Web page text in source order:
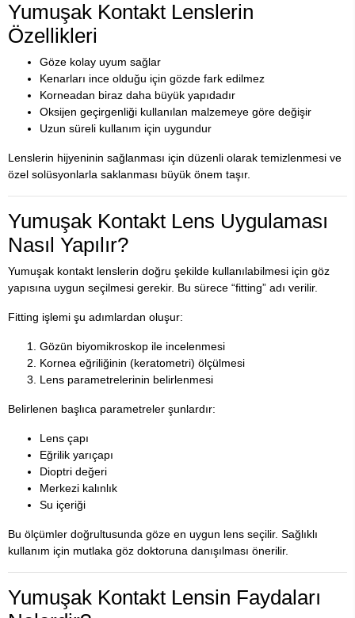
Yumuşak Kontakt Lenslerin
Özellikleri
Göze kolay uyum sağlar
Kenarları ince olduğu için gözde fark edilmez
Korneadan biraz daha büyük yapıdadır
Oksijen geçirgenliği kullanılan malzemeye göre değişir
Uzun süreli kullanım için uygundur
Lenslerin hijyeninin sağlanması için düzenli olarak temizlenmesi ve
özel solüsyonlarla saklanması büyük önem taşır.
Yumuşak Kontakt Lens Uygulaması
Nasıl Yapılır?
Yumuşak kontakt lenslerin doğru şekilde kullanılabilmesi için göz
yapısına uygun seçilmesi gerekir. Bu sürece “fitting” adı verilir.
Fitting işlemi şu adımlardan oluşur:
Gözün biyomikroskop ile incelenmesi
Kornea eğriliğinin (keratometri) ölçülmesi
Lens parametrelerinin belirlenmesi
Belirlenen başlıca parametreler şunlardır:
Lens çapı
Eğrilik yarıçapı
Dioptri değeri
Merkezi kalınlık
Su içeriği
Bu ölçümler doğrultusunda göze en uygun lens seçilir. Sağlıklı
kullanım için mutlaka göz doktoruna danışılması önerilir.
Yumuşak Kontakt Lensin Faydaları